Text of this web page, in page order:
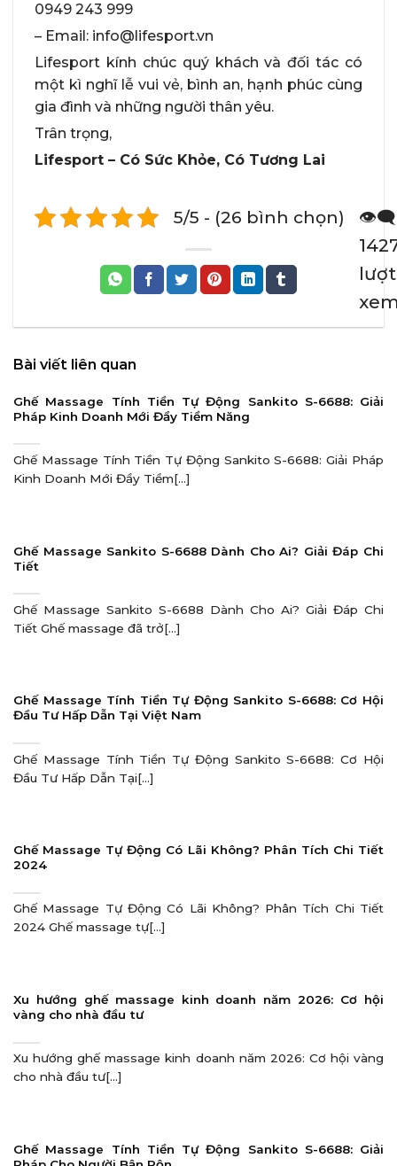
0949 243 999
– Email: info@lifesport.vn
Lifesport kính chúc quý khách và đối tác có
một kì nghĩ lễ vui vẻ, bình an, hạnh phúc cùng
gia đình và những người thân yêu.
Trân trọng,
Lifesport – Có Sức Khỏe, Có Tương Lai
5/5 - (26 bình chọn)
👁️‍🗨️
lượt
Bài viết liên quan
Ghế Massage Tính Tiền Tự Động Sankito S-6688: Giải
Pháp Kinh Doanh Mới Đầy Tiềm Năng
Ghế Massage Tính Tiền Tự Động Sankito S-6688: Giải Pháp
Kinh Doanh Mới Đầy Tiềm[...]
Ghế Massage Sankito S-6688 Dành Cho Ai? Giải Đáp Chi
Tiết
Ghế Massage Sankito S-6688 Dành Cho Ai? Giải Đáp Chi
Tiết Ghế massage đã trở[...]
Ghế Massage Tính Tiền Tự Động Sankito S-6688: Cơ Hội
Đầu Tư Hấp Dẫn Tại Việt Nam
Ghế Massage Tính Tiền Tự Động Sankito S-6688: Cơ Hội
Đầu Tư Hấp Dẫn Tại[...]
Ghế Massage Tự Động Có Lãi Không? Phân Tích Chi Tiết
2024
Ghế Massage Tự Động Có Lãi Không? Phân Tích Chi Tiết
2024 Ghế massage tự[...]
Xu hướng ghế massage kinh doanh năm 2026: Cơ hội
vàng cho nhà đầu tư
Xu hướng ghế massage kinh doanh năm 2026: Cơ hội vàng
cho nhà đầu tư[...]
Ghế Massage Tính Tiền Tự Động Sankito S-6688: Giải